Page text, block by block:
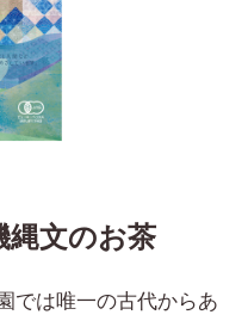
縄文のお茶
では唯一の古代からあ